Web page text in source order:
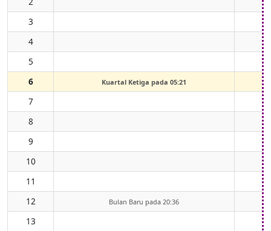
3
4
5
6
Kuartal Ketiga pada 05:21
7
8
9
10
11
12
Bulan Baru pada 20:36
13